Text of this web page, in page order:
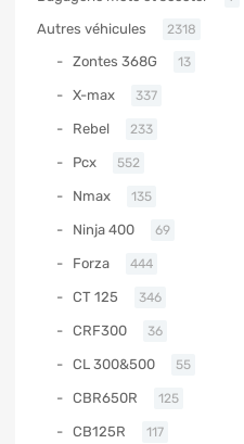
Autres véhicules 2318
Zontes 368G 13
X-max 337
Rebel 233
Pcx 552
Nmax 135
Ninja 400 69
Forza 444
CT 125 346
CRF300 36
CL 300&500 55
CBR650R 125
CB125R 117